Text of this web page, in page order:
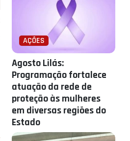
AÇÕES
Agosto Lilás:
Programação fortalece
atuação da rede de
proteção às mulheres
em diversas regiões do
Estado